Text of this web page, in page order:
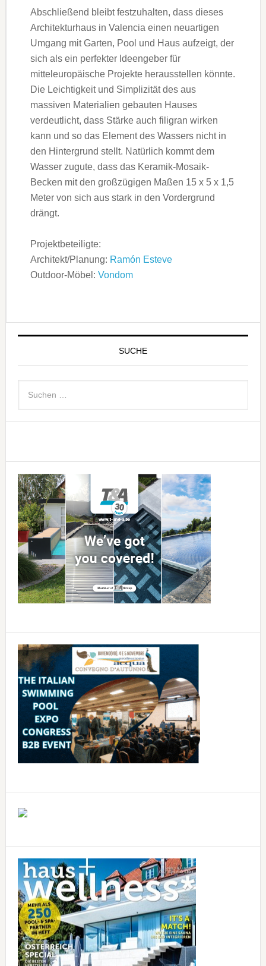
Abschließend bleibt festzuhalten, dass dieses
Architekturhaus in Valencia einen neuartigen
Umgang mit Garten, Pool und Haus aufzeigt, der
sich als ein perfekter Ideengeber für
mitteleuropäische Projekte herausstellen könnte.
Die Leichtigkeit und Simplizität des aus
massiven Materialien gebauten Hauses
verdeutlicht, dass Stärke auch filigran wirken
kann und so das Element des Wassers nicht in
den Hintergrund stellt. Natürlich kommt dem
Wasser zugute, dass das Keramik-Mosaik-
Becken mit den großzügigen Maßen 15 x 5 x 1,5
Meter von sich aus stark in den Vordergrund
drängt.
Projektbeteiligte:
Architekt/Planung: Ramón Esteve
Outdoor-Möbel: Vondom
SUCHE